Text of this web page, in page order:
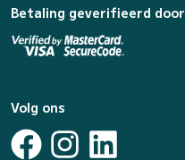
Betaling geverifieerd door
Volg ons